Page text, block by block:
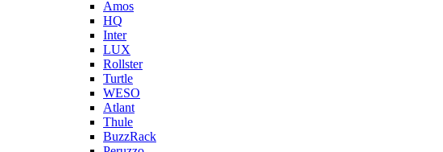
Amos
HQ
Inter
LUX
Rollster
Turtle
WESO
Atlant
Thule
BuzzRack